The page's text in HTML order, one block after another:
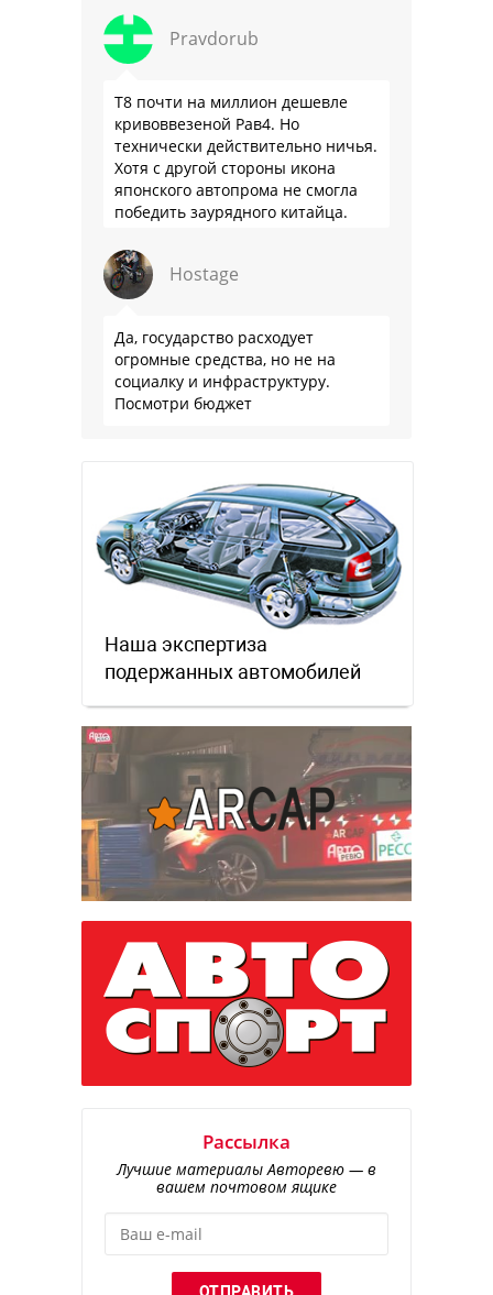
Pravdorub
Т8 почти на миллион дешевле
кривоввезеной Рав4. Но
технически действительно ничья.
Хотя с другой стороны икона
японского автопрома не смогла
победить заурядного китайца.
Hostage
Да, государство расходует
огромные средства, но не на
социалку и инфраструктуру.
Посмотри бюджет
Наша экспертиза
подержанных автомобилей
Рассылка
Лучшие материалы Авторевю — в
вашем почтовом ящике